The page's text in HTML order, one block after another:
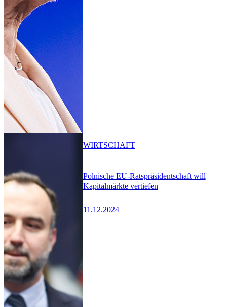
Polnische EU-Ratspräsidentschaft will
Kapitalmärkte vertiefen
11.12.2024
WIRTSCHAFT